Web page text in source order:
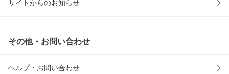
サイトからのお知らせ
その他・お問い合わせ
ヘルプ・お問い合わせ